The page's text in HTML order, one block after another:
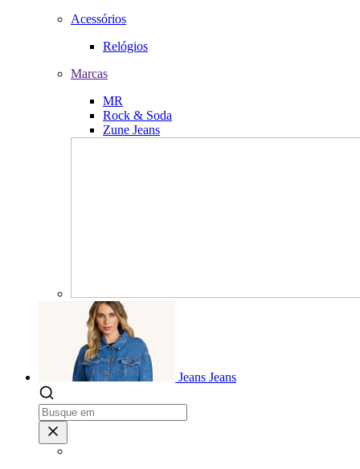
Acessórios
Relógios
Marcas
MR
Rock & Soda
Zune Jeans
Jeans Jeans